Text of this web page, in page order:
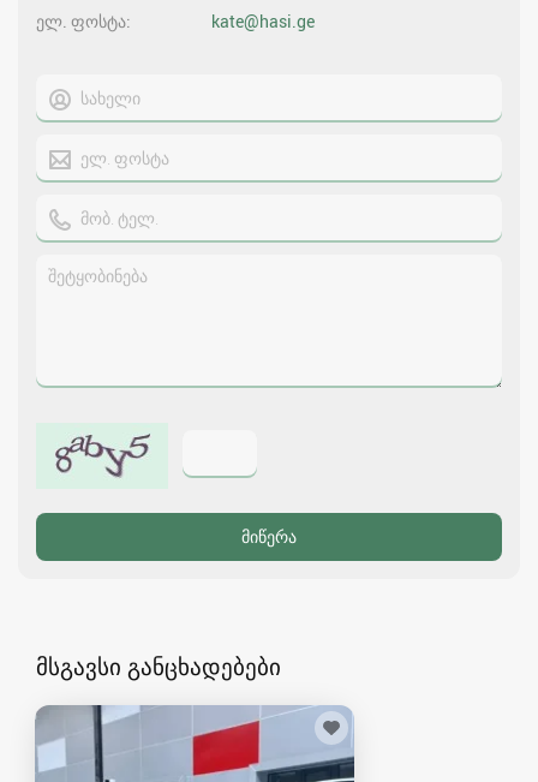
ელ. ფოსტა
kate@hasi.ge
მსგავსი განცხადებები